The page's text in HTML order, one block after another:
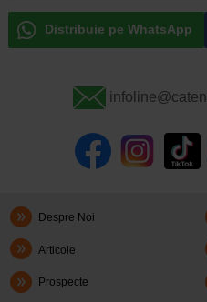
Distribuie pe WhatsApp
Despre Noi
Articole
Prospecte